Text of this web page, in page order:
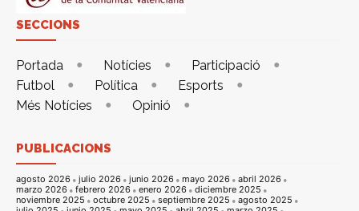
SECCIONS
Portada Notícies
Participació
Futbol
Política
Esports
Més Notícies
Opinió
PUBLICACIONS
agosto 2026 julio 2026 junio 2026 mayo 2026
abril 2026
marzo 2026
febrero 2026 enero 2026
diciembre 2025
noviembre 2025
octubre 2025 septiembre 2025
agosto 2025